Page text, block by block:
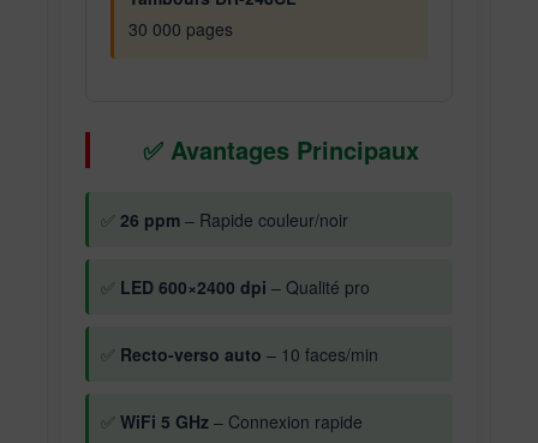
30 000 pages
✅ Avantages Principaux
✅ 26 ppm– Rapide couleur/noir
✅ LED 600×2400 dpi – Qualité pro
✅ Recto-verso auto – 10 faces/min
✅ WiFi 5 GHz– Connexion rapide